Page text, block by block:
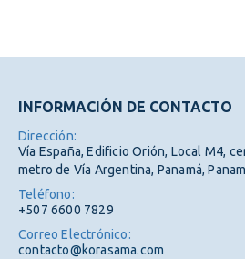
INFORMACIÓN DE CONTACTO
Dirección:
Vía España, Edificio Orión, Local M4,
metro de Vía Argentina, Panamá,
Teléfono:
+507 6600 7829
Correo Electrónico:
contacto@korasama.com